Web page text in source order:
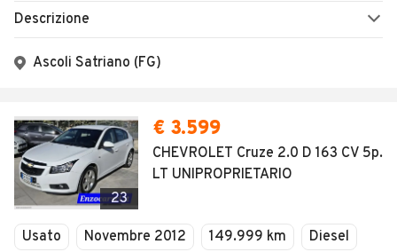
Descrizione
Ascoli Satriano (FG)
23
€ 3.599
CHEVROLET Cruze 2.0 D 163 CV 5p.
LT UNIPROPRIETARIO
Usato Novembre 2012 149.999 km Diesel